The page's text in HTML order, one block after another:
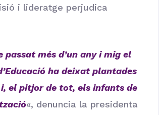
i lideratge perjudica
més d’un any i mig el
ha deixat plantades
el pitjor de tot, els infants de
«, denuncia la presidenta